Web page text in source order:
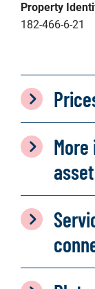
Property
182-466-6-21
asset